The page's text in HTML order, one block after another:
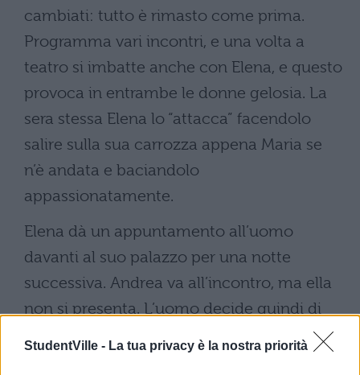
StudentVille - La tua privacy è la nostra priorità
cambiati: tutto è rimasto come prima.
Programma vari incontri, e una volta a
teatro si imbatte anche con Elena, e questo
provoca in entrambe le donne gelosia. La
sera stessa Elena lo “attacca” facendolo
salire sulla sua carrozza appena Maria se
n’è andata e baciandolo
appassionatamente.
Elena dà un appuntamento all’uomo
davanti al suo palazzo per una notte
successiva. Andrea va all’incontro, ma ella
non si presenta. L’uomo decide quindi di